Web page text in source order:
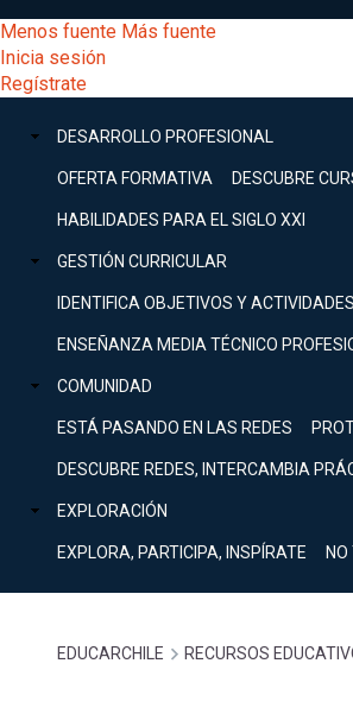
al
contenido
principal
[Educarchile
Escritorio]
Menú
entrar
mi
cuenta
Menos fuente Más fuente
Inicia sesión
Regístrate
Menú
principal
DESARROLLO PROFESIONAL
OFERTA FORMATIVA DESCUBRE
HABILIDADES PARA EL SIGLO XXI
GESTIÓN CURRICULAR
IDENTIFICA OBJETIVOS Y
ENSEÑANZA MEDIA TÉCNICO
COMUNIDAD
ESTÁ PASANDO EN LAS REDES
DESCUBRE REDES, INTERCAMBIA
EXPLORACIÓN
EXPLORA, PARTICIPA, INSPÍRATE
Buscar
Menú
principal
DESARROLLO
Expand
GESTIÓN
Expand
COMUNIDAD
Expand
EXPLORACIÓN
[Educarchile
Mobile]
Menú
Inicia
EDUCARCHILE RECURSOS